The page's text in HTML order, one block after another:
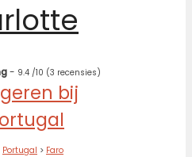
- 9.4 /10 (3 recensies)
Portugal > Faro